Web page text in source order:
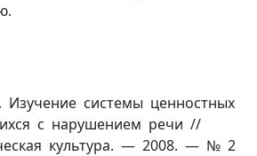
системы ценностных
с нарушением речи //
культура. — 2008. — № 2